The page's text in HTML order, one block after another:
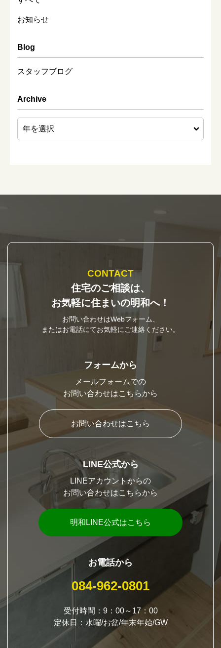
お知らせ
Blog
スタッフブログ
Archive
CONTACT
住宅のご相談は、
お気軽に住まいの明和へ！
お問い合わせはWebフォーム、
またはお電話にてお気軽にご連絡ください。
フォームから
メールフォームでの
お問い合わせはこちらから
お問い合わせはこちら
LINE公式から
LINEアカウントからの
お問い合わせはこちらから
明和LINE公式はこちら
お電話から
084-962-0801
受付時間：9：00～17：00
定休日：水曜/お盆/年末年始/GW